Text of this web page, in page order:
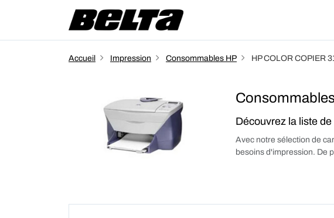
Accueil Impression Consommables HP HP COLOR COPIER
Découvrez la liste
Avec notre sélection de
besoins d'impression. De